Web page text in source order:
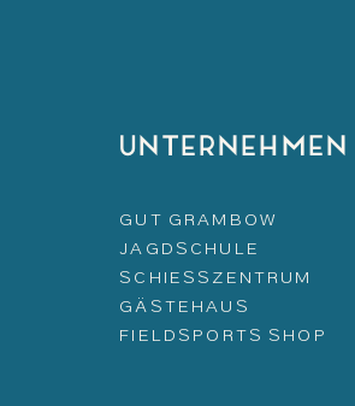
UNTERNEHMEN
GUT GRAMBOW
JAGDSCHULE
SCHIESSZENTRUM
GÄSTEHAUS
FIELDSPORTS SHOP